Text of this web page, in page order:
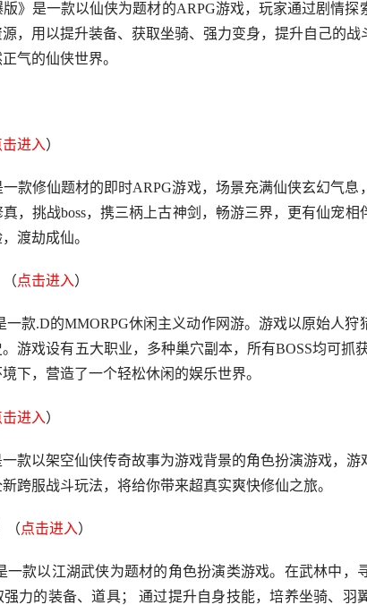
版》是一款以仙侠为题材的ARPG游戏，玩家通过剧情
，用以提升装备、获取坐骑、强力变身，提升自己的
气的仙侠世界。
击进 入）
一款修仙题材的即时ARPG游戏，场景充满仙侠玄幻气
，挑战boss，携三柄上古神剑，畅游三界，更有仙宠
渡劫成仙。
（点击进 入）
一款.D的MMORPG休闲主义动作网游。游戏以原始人
游戏设有五大职业，多种巢穴副本，所有BOSS均可抓
下，营造了一个轻松休闲的娱乐世界。
击进入）
一款以架空仙侠传奇故事为游戏背景的角色扮演游戏，
跨服战斗玩法，将给你带来超真实爽快修仙之旅。
（点击进 入）
一款以江湖武侠为题材的角色扮演类游戏。在武林中，
强力的装备、道具； 通过提升自身技能，培养坐骑、羽